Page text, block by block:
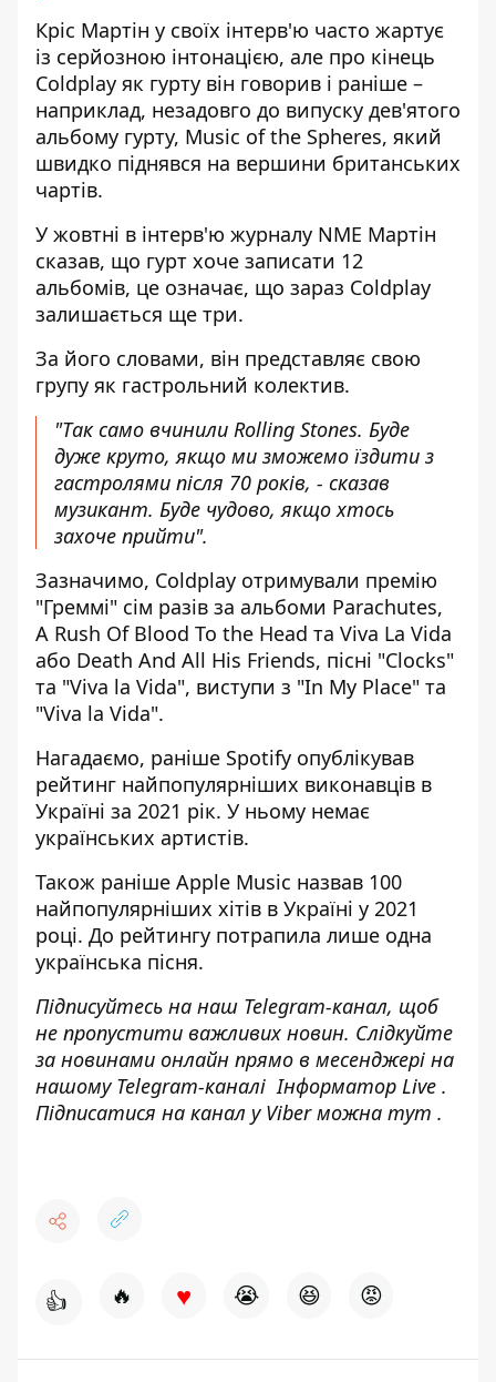
Кріс Мартін у своїх інтерв'ю часто жартує
із серйозною інтонацією, але про кінець
Coldplay як гурту він говорив і раніше –
наприклад, незадовго до випуску дев'ятого
альбому гурту, Music of the Spheres, який
швидко піднявся на вершини британських
чартів.
У жовтні в інтерв'ю журналу NME Мартін
сказав, що гурт хоче записати 12
альбомів, це означає, що зараз Coldplay
залишається ще три.
За його словами, він представляє свою
групу як гастрольний колектив.
"Так само вчинили Rolling Stones. Буде
дуже круто, якщо ми зможемо їздити з
гастролями після 70 років, - сказав
музикант. Буде чудово, якщо хтось
захоче прийти".
Зазначимо, Coldplay отримували премію
"Греммі" сім разів за альбоми Parachutes,
A Rush Of Blood To the Head та Viva La Vida
або Death And All His Friends, пісні "Clocks"
та "Viva la Vida", виступи з "In My Place" та
"Viva la Vida".
Нагадаємо, раніше Spotify опублікував
рейтинг найпопулярніших виконавців в
Україні за 2021 рік. У ньому немає
українських артистів.
Також раніше Apple Music назвав 100
найпопулярніших хітів в Україні у 2021
році. До рейтингу потрапила лише одна
українська пісня.
Підписуйтесь на наш Telegram-канал, щоб
не пропустити важливих новин. Слідкуйте
за новинами онлайн прямо в месенджері на
нашому Telegram-каналіІнформатор Live .
Підписатися на канал у Viber можна тут .
👍 🔥 ♥ 😭 😆 😡